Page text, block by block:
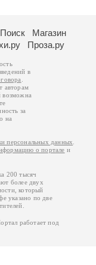
Поиск
Магазин
Проза.ру
в
авторам
возможна
за
на
персональных данных
о портале и
200 тысяч
более двух
который
указано по две
работает под